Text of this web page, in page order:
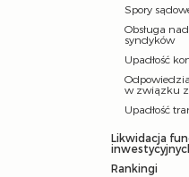
Spory
Obsługa
syndyków
Upadłość
w związku z
Upadłość
Likwidacja
Rankingi